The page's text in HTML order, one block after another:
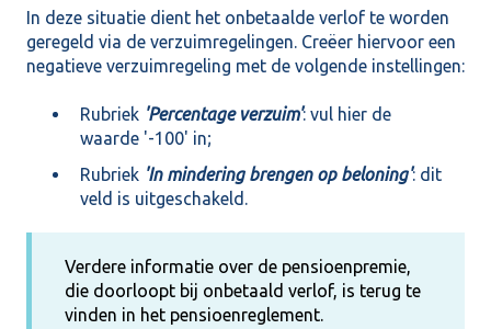
In deze situatie dient het onbetaalde verlof te worden
geregeld via de verzuimregelingen. Creëer hiervoor een
negatieve verzuimregeling met de volgende instellingen:
Rubriek 'Percentage verzuim': vul hier de
waarde '-100' in;
Rubriek 'In mindering brengen op beloning': dit
veld is uitgeschakeld.
Verdere informatie over de pensioenpremie,
die doorloopt bij onbetaald verlof, is terug te
vinden in het pensioenreglement.